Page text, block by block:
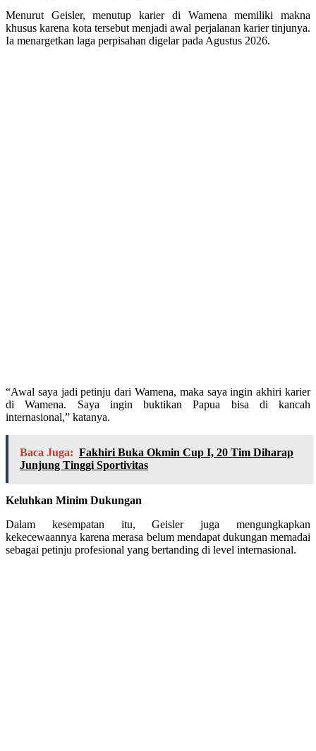
Menurut Geisler, menutup karier di Wamena memiliki makna
khusus karena kota tersebut menjadi awal perjalanan karier tinjunya.
Ia menargetkan laga perpisahan digelar pada Agustus 2026.
“Awal saya jadi petinju dari Wamena, maka saya ingin akhiri karier
di Wamena. Saya ingin buktikan Papua bisa di kancah
internasional,” katanya.
Baca Juga: Fakhiri Buka Okmin Cup I, 20 Tim Diharap
Junjung Tinggi Sportivitas
Keluhkan Minim Dukungan
Dalam kesempatan itu, Geisler juga mengungkapkan
kekecewaannya karena merasa belum mendapat dukungan memadai
sebagai petinju profesional yang bertanding di level internasional.